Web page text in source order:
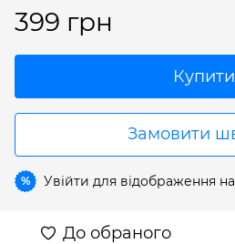
399 грн
Купити
Замовити
% Увійти для відображення
До обраного